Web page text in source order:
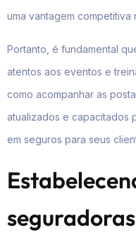
uma vantagem competitiva
Portanto, é fundamental
atentos aos eventos e
como acompanhar as
atualizados e capacitados
em seguros para seus
seguradoras